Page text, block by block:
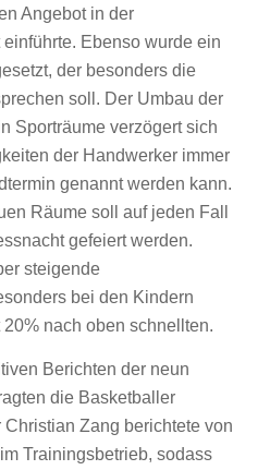
Angebot in der
Ebenso wurde ein
der besonders die
soll. Der Umbau der
Sporträume verzögert sich
der Handwerker immer
genannt werden kann.
Räume soll auf jeden Fall
gefeiert werden.
steigende
bei den Kindern
nach oben schnellten.
Berichten der neun
die Basketballer
Zang berichtete von
Trainingsbetrieb, sodass